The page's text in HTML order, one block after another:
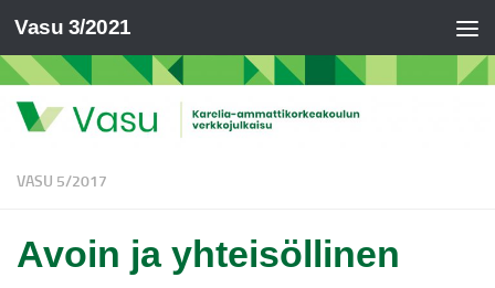
Vasu 3/2021
VASU 5/2017
Avoin ja yhteisöllinen